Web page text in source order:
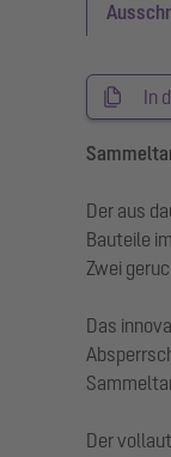
In
Der aus
Bauteile
Zwei
Das
Der